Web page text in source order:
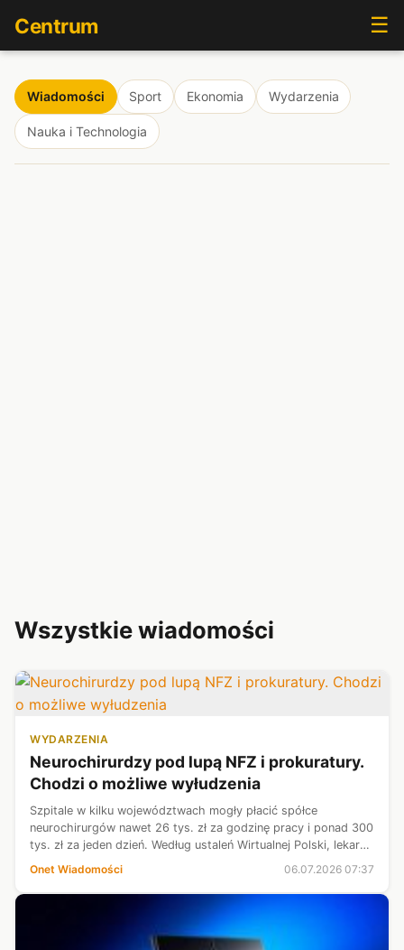
Centrum ☰
Wiadomości Sport Ekonomia Wydarzenia
Nauka i Technologia
Wszystkie wiadomości
WYDARZENIA
Neurochirurdzy pod lupą NFZ i prokuratury.
Chodzi o możliwe wyłudzenia
Szpitale w kilku województwach mogły płacić spółce
neurochirurgów nawet 26 tys. zł za godzinę pracy i ponad 300
tys. zł za jeden dzień. Według ustaleń Wirtualnej Polski, lekarze
wykonywali krótkie zabiegi, ale rozliczali je jako znacznie
Onet Wiadomości 06.07.2026 07:37